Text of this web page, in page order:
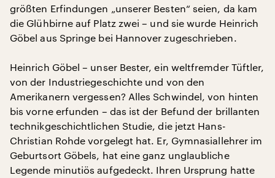
größten Erfindungen „unserer Besten“ seien, da kam
die Glühbirne auf Platz zwei – und sie wurde Heinrich
Göbel aus Springe bei Hannover zugeschrieben.
Heinrich Göbel – unser Bester, ein weltfremder Tüftler,
von der Industriegeschichte und von den
Amerikanern vergessen? Alles Schwindel, von hinten
bis vorne erfunden – das ist der Befund der brillanten
technikgeschichtlichen Studie, die jetzt Hans-
Christian Rohde vorgelegt hat. Er, Gymnasiallehrer im
Geburtsort Göbels, hat eine ganz unglaubliche
Legende minutiös aufgedeckt. Ihren Ursprung hatte